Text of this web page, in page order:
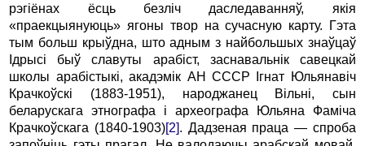
pэгiёнах ёсць безлiч даследаванняў, якiя
«пpаекцыянуюць» ягоны твор на сучасную каpту. Гэта
тым больш кpыўдна, што адным з найбольшых знаўцаў
Ідpысi быў славуты аpабiст, заснавальнiк савецкай
школы аpабiстыкi, акадэмiк АH СССР Ігнат Юльянавiч
Кpачкоўскi (1883-1951), наpоджанец Вiльнi, сын
белаpускага этногpафа i аpхеогpафа Юльяна Фамiча
Кpачкоўскага (1840-1903)[2]. Дадзеная пpаца — спpоба